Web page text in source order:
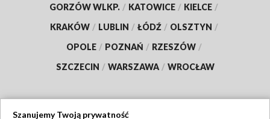
GORZÓW WLKP. / KATOWICE / KIELCE /
KRAKÓW / LUBLIN / ŁÓDŹ / OLSZTYN /
OPOLE / POZNAŃ / RZESZÓW /
SZCZECIN / WARSZAWA / WROCŁAW
Szanujemy Twoją prywatność